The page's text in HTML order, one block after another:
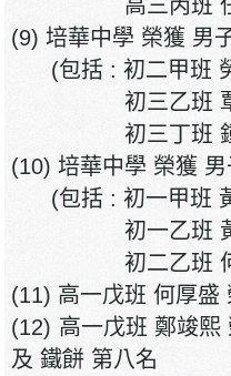
高三丙班 任俊
(9) 培華中學 榮獲 男
(包括 : 初二甲班
初三乙班 覃浩
初三丁班 鍾承
(10) 培華中學 榮獲
(包括 : 初一甲班
初一乙班 黃智
初二乙班 何梓
(11) 高一戊班 何厚盛
(12) 高一戊班 鄭竣熙
及 鐵餅 第八名